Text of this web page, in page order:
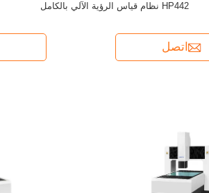
HP442 نظام قياس الرؤية الآلي بالكامل
اتصل